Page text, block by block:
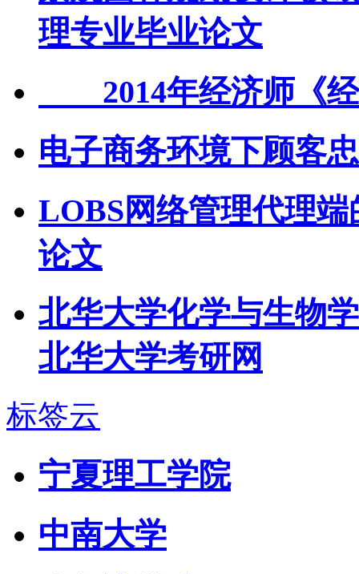
理专业毕业论文
2014年经济师《经
电子商务环境下顾客
LOBS网络管理代理
论文
北华大学化学与生物
北华大学考研网
标签云
宁夏理工学院
中南大学